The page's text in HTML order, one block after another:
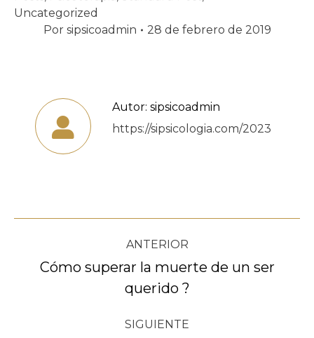
Uncategorized
Por sipsicoadmin 28 de febrero de 2019
Autor: sipsicoadmin
https://sipsicologia.com/2023
Navegación
entre
publicaciones
ANTERIOR
Publicación
anterior:
Cómo superar la muerte de un ser
querido ?
SIGUIENTE